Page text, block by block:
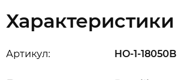
Характеристики
Артикул: HO-1-18050B